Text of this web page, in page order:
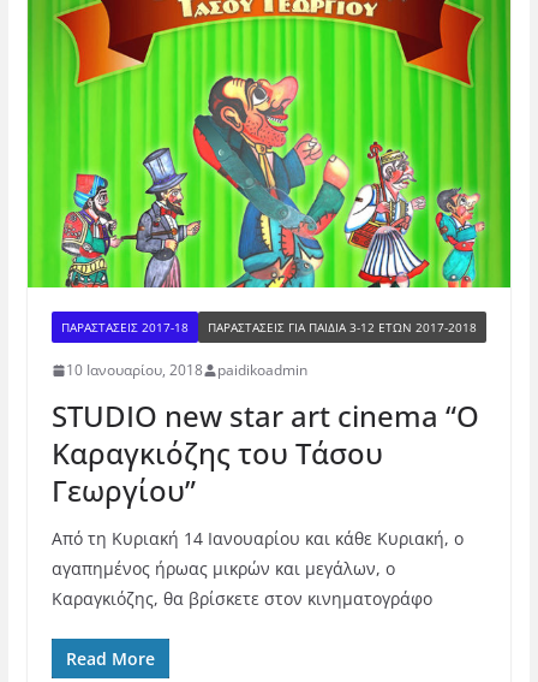
ΠΑΡΑΣΤΑΣΕΙΣ 2017-18 ΠΑΡΑΣΤΆΣΕΙΣ ΓΙΑ ΠΑΙΔΙΆ 3-12 ΕΤΏΝ 2017-2018
10 Ιανουαρίου, 2018 paidikoadmin
STUDIO new star art cinema “Ο
Καραγκιόζης του Τάσου
Γεωργίου”
Από τη Κυριακή 14 Ιανουαρίου και κάθε Κυριακή, ο
αγαπημένος ήρωας μικρών και μεγάλων, ο
Καραγκιόζης, θα βρίσκετε στον κινηματογράφο
Read More